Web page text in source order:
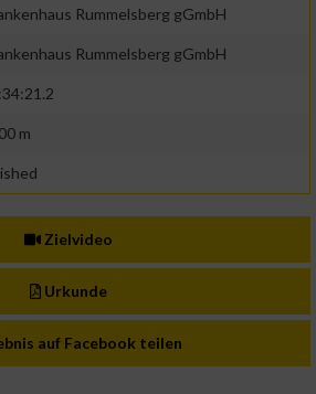
Rummelsberg gGmbH
Rummelsberg gGmbH
m
Zielvideo
Urkunde
auf Facebook teilen